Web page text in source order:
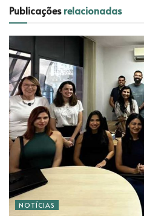
Publicaçõesrelacionadas
NOTÍCIAS